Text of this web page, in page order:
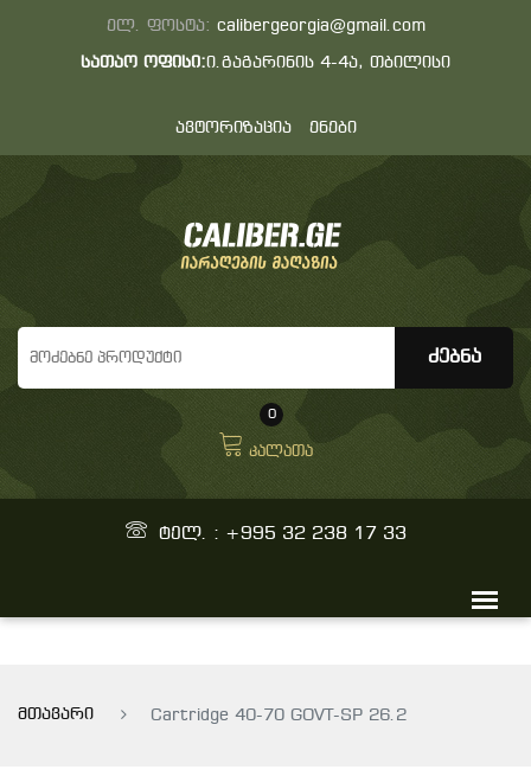
ელ. ფოსტა: calibergeorgia@gmail.com
სათაო ოფისი:ი.გაგარინის 4-4ა, თბილისი
ავტორიზაცია ენები
0
კალათა
ტელ. : +995 32 238 17 33
მთავარი Cartridge 40-70 GOVT-SP 26.2